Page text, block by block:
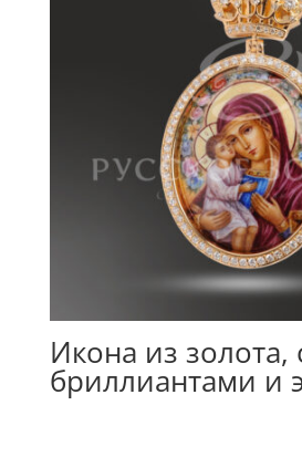
Икона из золота,
бриллиантами и